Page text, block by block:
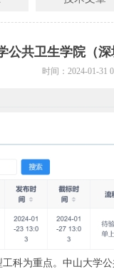
公共卫生学院（
时间： 2024-01-31
科为重点。中山大学